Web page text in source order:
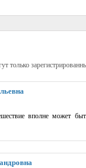
только
вполне может